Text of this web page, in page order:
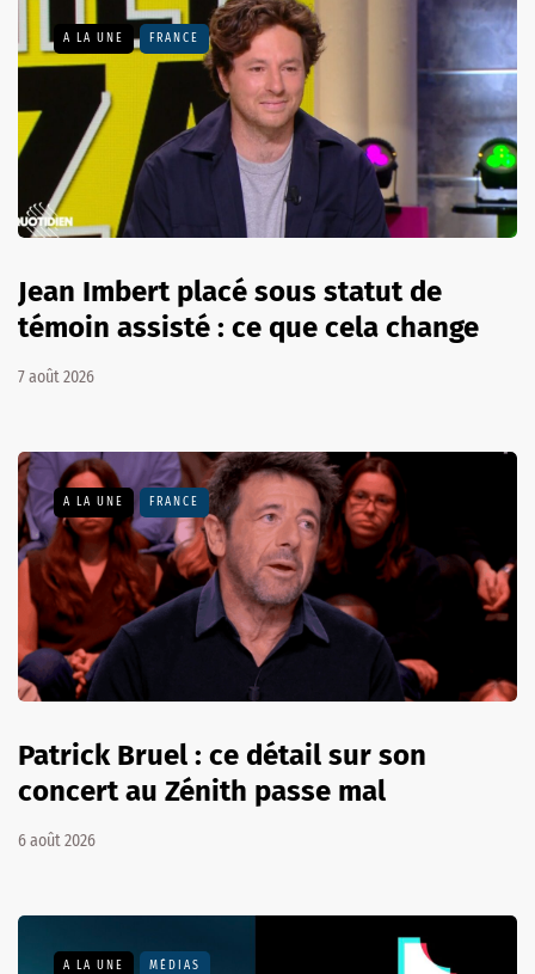
A LA UNE FRANCE
Jean Imbert placé sous statut de
témoin assisté : ce que cela change
7 août 2026
A LA UNE FRANCE
Patrick Bruel : ce détail sur son
concert au Zénith passe mal
6 août 2026
A LA UNE MÉDIAS